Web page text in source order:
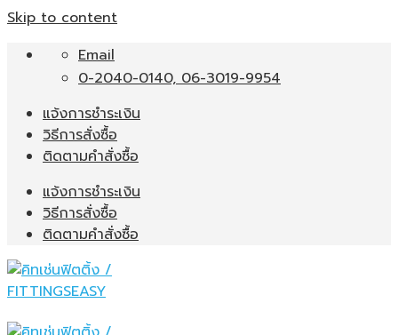
Skip to content
Email
0-2040-0140, 06-3019-9954
แจ้งการชำระเงิน
วิธีการสั่งซื้อ
ติดตามคำสั่งซื้อ
แจ้งการชำระเงิน
วิธีการสั่งซื้อ
ติดตามคำสั่งซื้อ